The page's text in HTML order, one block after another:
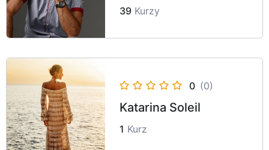
39 Kurzy
0 (0)
Katarina Soleil
1 Kurz